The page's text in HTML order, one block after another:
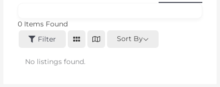
0 Items Found
Filter
Sort By
No listings found.